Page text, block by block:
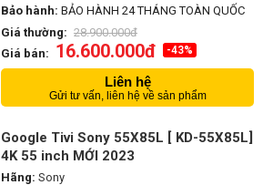
Bảo hành: BẢO HÀNH 24 THÁNG TOÀN QUỐC
Giá thường: 28.900.000đ
Giá bán: 16.600.000đ -43%
Liên hệ
Gửi tư vấn, liên hệ về sản phẩm
Google Tivi Sony 55X85L [ KD-55X85L]
4K 55 inch MỚI 2023
Hãng: Sony